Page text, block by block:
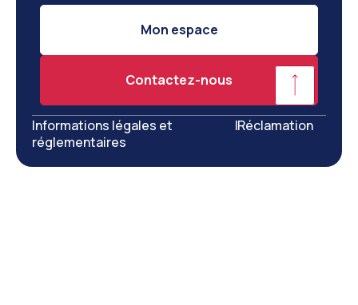
Mon espace
Contactez-nous
Informations légales et
réglementaires
|Réclamation